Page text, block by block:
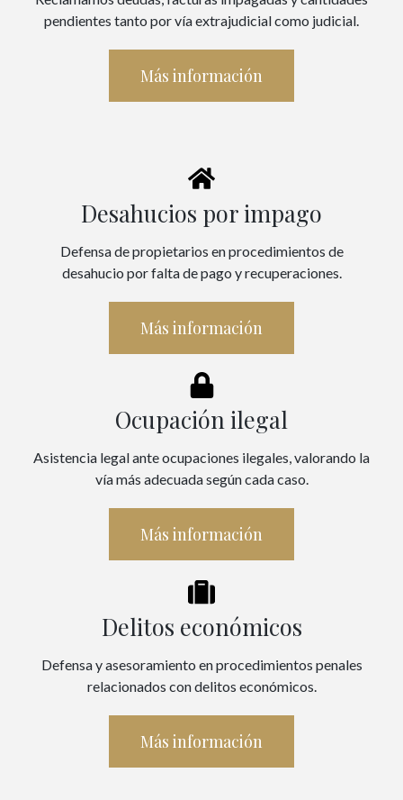
pendientes tanto por vía extrajudicial como judicial.
Más información
Desahucios por impago
Defensa de propietarios en procedimientos de
desahucio por falta de pago y recuperaciones.
Más información
Ocupación ilegal
Asistencia legal ante ocupaciones ilegales, valorando la
vía más adecuada según cada caso.
Más información
Delitos económicos
Defensa y asesoramiento en procedimientos penales
relacionados con delitos económicos.
Más información